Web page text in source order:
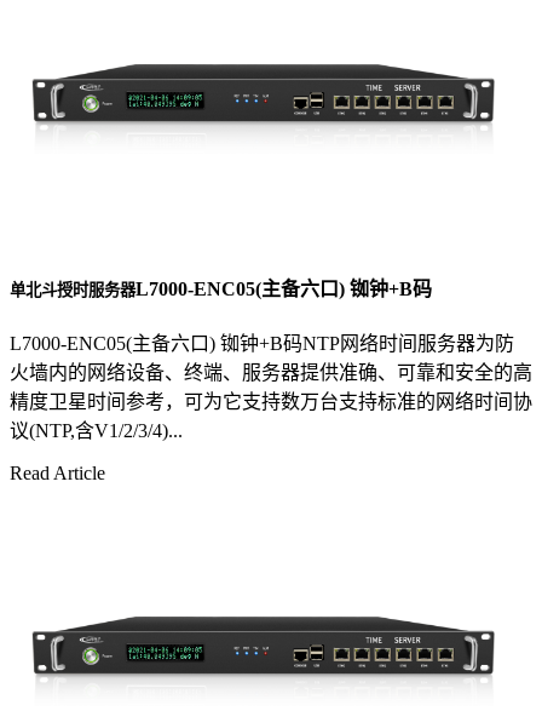
单北斗授时服务器L7000-ENC05(主备六口) 铷钟+B码
L7000-ENC05(主备六口) 铷钟+B码NTP网络时间服务器为防
火墙内的网络设备、终端、服务器提供准确、可靠和安全的高
精度卫星时间参考，可为它支持数万台支持标准的网络时间协
议(NTP,含V1/2/3/4)...
Read Article